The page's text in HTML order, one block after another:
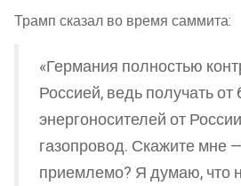
Трамп сказал во время саммита:
«Германия полностью
Россией, ведь получать от
энергоносителей от
газопровод. Скажите мне
приемлемо? Я думаю, что